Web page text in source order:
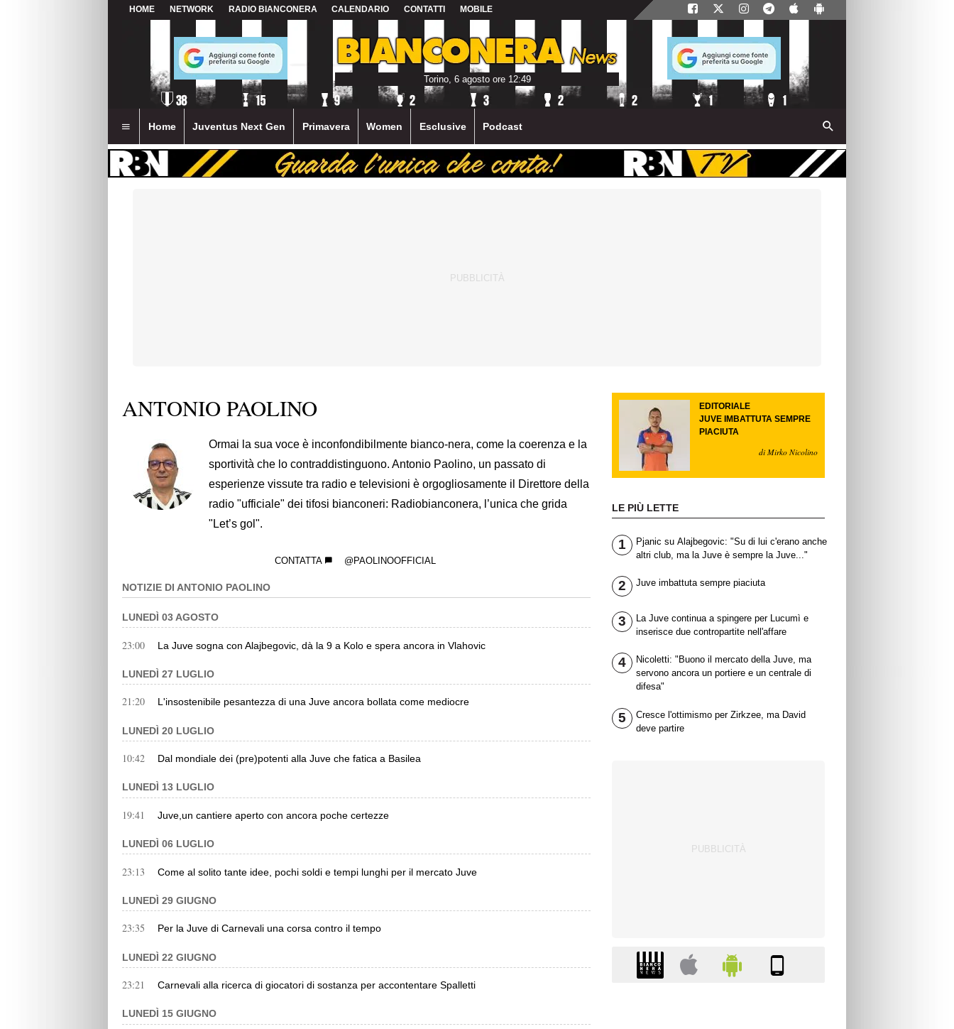
HOME NETWORK RADIO BIANCONERA CALENDARIO CONTATTI MOBILE
Torino, 6 agosto ore 12:49
Home Juventus Next Gen Primavera Women Esclusive Podcast
ANTONIO PAOLINO
Ormai la sua voce è inconfondibilmente bianco-nera, come la coerenza e la
sportività che lo contraddistinguono. Antonio Paolino, un passato di
esperienze vissute tra radio e televisioni è orgogliosamente il Direttore della
radio "ufficiale" dei tifosi bianconeri: Radiobianconera, l’unica che grida
"Let’s gol".
CONTATTA @PAOLINOOFFICIAL
NOTIZIE DI ANTONIO PAOLINO
LUNEDÌ 03 AGOSTO
23:00 La Juve sogna con Alajbegovic, dà la 9 a Kolo e spera ancora in Vlahovic
LUNEDÌ 27 LUGLIO
21:20 L'insostenibile pesantezza di una Juve ancora bollata come mediocre
LUNEDÌ 20 LUGLIO
10:42 Dal mondiale dei (pre)potenti alla Juve che fatica a Basilea
LUNEDÌ 13 LUGLIO
19:41 Juve,un cantiere aperto con ancora poche certezze
LUNEDÌ 06 LUGLIO
23:13 Come al solito tante idee, pochi soldi e tempi lunghi per il mercato Juve
LUNEDÌ 29 GIUGNO
23:35 Per la Juve di Carnevali una corsa contro il tempo
LUNEDÌ 22 GIUGNO
23:21 Carnevali alla ricerca di giocatori di sostanza per accontentare Spalletti
LUNEDÌ 15 GIUGNO
EDITORIALE
JUVE IMBATTUTA SEMPRE
PIACIUTA
di Mirko Nicolino
LE PIÙ LETTE
1
Pjanic su Alajbegovic: "Su di lui c'erano anche
altri club, ma la Juve è sempre la Juve..."
2 Juve imbattuta sempre piaciuta
3
La Juve continua a spingere per Lucumì e
inserisce due contropartite nell'affare
4
Nicoletti: "Buono il mercato della Juve, ma
servono ancora un portiere e un centrale di
difesa"
5
Cresce l'ottimismo per Zirkzee, ma David
deve partire